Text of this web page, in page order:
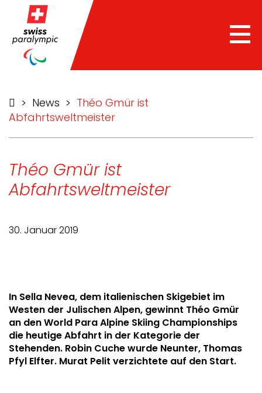
> News >
Théo Gmür ist
Abfahrtsweltmeister
Théo Gmür ist
Abfahrtsweltmeister
30. Januar 2019
In Sella Nevea, dem italienischen Skigebiet im
Westen der Julischen Alpen, gewinnt Théo Gmür
an den World Para Alpine Skiing Championships
die heutige Abfahrt in der Kategorie der
Stehenden. Robin Cuche wurde Neunter, Thomas
Pfyl Elfter. Murat Pelit verzichtete auf den Start.